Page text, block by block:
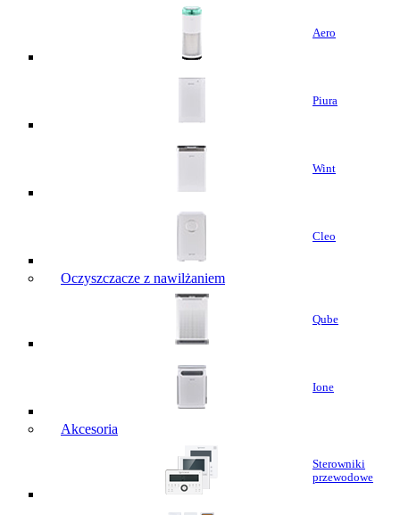
Aero
Piura
Wint
Cleo
Oczyszczacze z nawilżaniem
Qube
Ione
Akcesoria
Sterowniki
przewodowe